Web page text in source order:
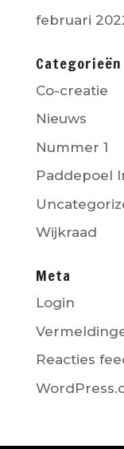
februari
Categorieën
Co-creatie
Nieuws
Nummer 1
Paddepoel
Wijkraad
Meta
Login
Reacties